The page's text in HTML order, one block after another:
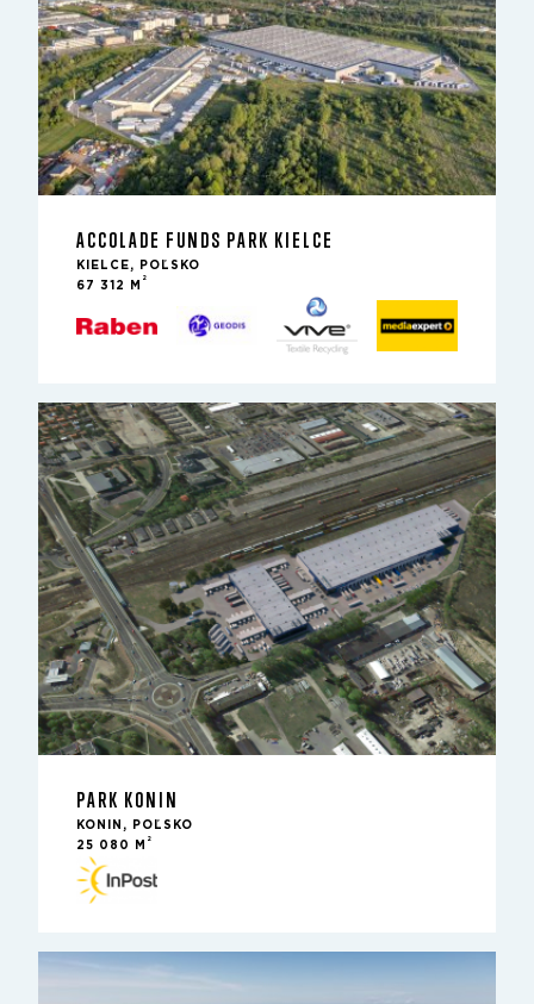
ACCOLADE FUNDS PARK KIELCE
KIELCE, POĽSKO
67 312 M
2
PARK KONIN
KONIN, POĽSKO
25 080 M
2